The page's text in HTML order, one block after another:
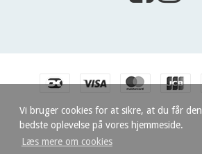
Vi bruger cookies for at sikre, at du får den
bedste oplevelse på vores hjemmeside.
Læs mere om cookies